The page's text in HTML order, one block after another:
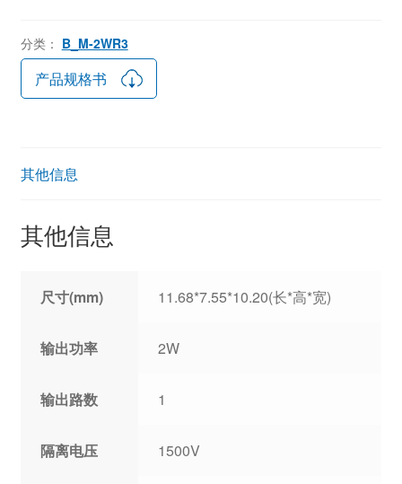
分类： B_M-2WR3
产品规格书
其他信息
其他信息
尺寸(mm) 11.68*7.55*10.20(长*高*宽)
输出功率 2W
输出路数 1
隔离电压 1500V